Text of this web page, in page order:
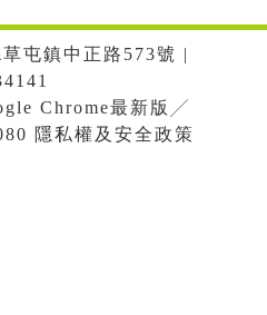
屯鎮中正路573號 |
Chrome最新版╱
隱私權及安全政策